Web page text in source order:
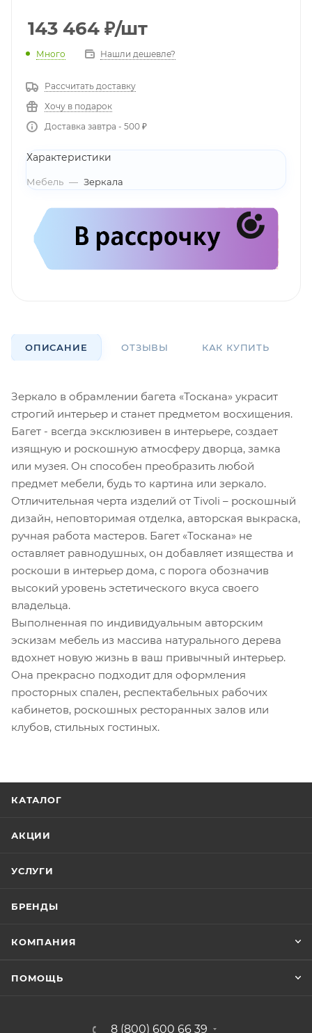
143 464 ₽/шт
Много Нашли дешевле?
Рассчитать доставку
Хочу в подарок
Доставка завтра - 500 ₽
Характеристики
Мебель — Зеркала
ОПИСАНИЕ ОТЗЫВЫ КАК КУПИТЬ
Зеркало в обрамлении багета «Тоскана» украсит
строгий интерьер и станет предметом восхищения.
Багет - всегда эксклюзивен в интерьере, создает
изящную и роскошную атмосферу дворца, замка
или музея. Он способен преобразить любой
предмет мебели, будь то картина или зеркало.
Отличительная черта изделий от Tivoli – роскошный
дизайн, неповторимая отделка, авторская выкраска,
ручная работа мастеров. Багет «Тоскана» не
оставляет равнодушных, он добавляет изящества и
роскоши в интерьер дома, с порога обозначив
высокий уровень эстетического вкуса своего
владельца.
Выполненная по индивидуальным авторским
эскизам мебель из массива натурального дерева
вдохнет новую жизнь в ваш привычный интерьер.
Она прекрасно подходит для оформления
просторных спален, респектабельных рабочих
кабинетов, роскошных ресторанных залов или
клубов, стильных гостиных.
КАТАЛОГ
АКЦИИ
УСЛУГИ
БРЕНДЫ
КОМПАНИЯ
ПОМОЩЬ
8 (800) 600 66 39